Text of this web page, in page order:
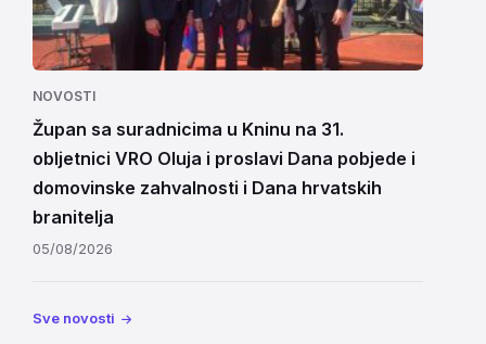
NOVOSTI
Župan sa suradnicima u Kninu na 31.
obljetnici VRO Oluja i proslavi Dana pobjede i
domovinske zahvalnosti i Dana hrvatskih
branitelja
05/08/2026
Sve novosti